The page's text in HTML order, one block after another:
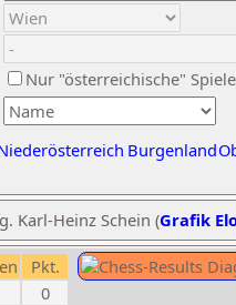
Nur "österreichische"
Burgenland
Karl-Heinz Schein (Grafik
Pkt.
0